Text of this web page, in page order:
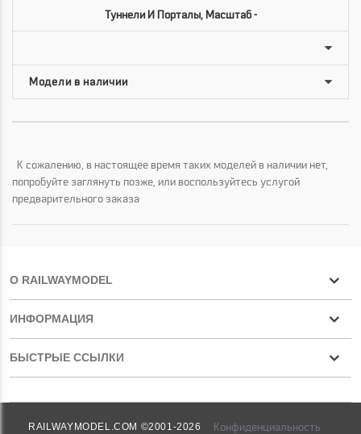
Туннели И Порталы, Масштаб -
К сожалению, в настоящее время таких моделей в наличии нет,
попробуйте заглянуть позже, или воспользуйтесь услугой
предварительного заказа
О RAILWAYMODEL
ИНФОРМАЦИЯ
БЫСТРЫЕ ССЫЛКИ
RAILWAYMODEL.COM ©2001-2026 Конфиденциальность